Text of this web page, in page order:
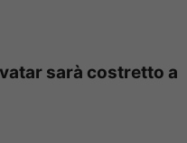
sarà costretto a